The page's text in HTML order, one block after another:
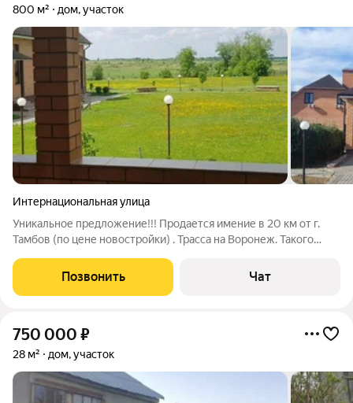
800 м² дом, участок
Интернациональная улица
Уникальное предложение!!! Продается имение в 20 км от г.
Тамбов (по цене новостройки) . Трасса на Воронеж. Такого
50 м от забора, дорога до дома хороший асфальт с
центральным освещением, газ
Позвонить Чат
750 000 ₽
28 м² дом, участок